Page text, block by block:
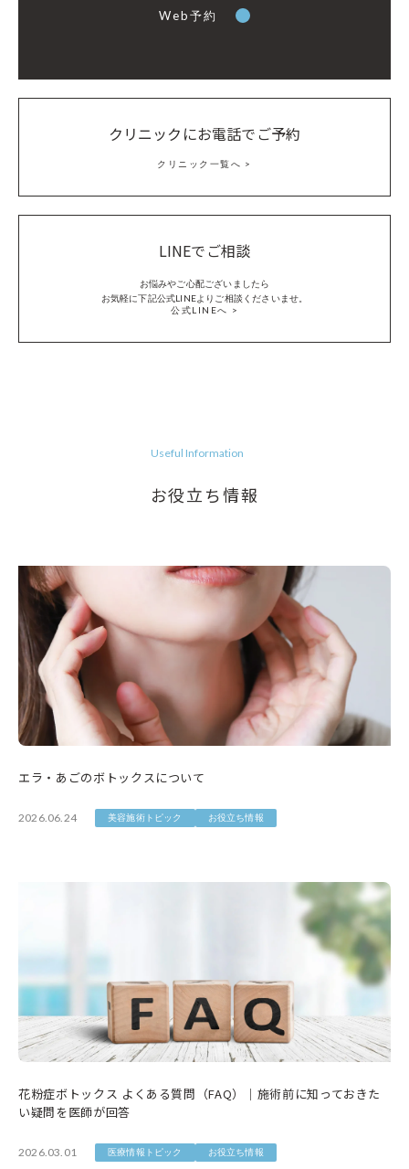
Web予約
クリニックにお電話でご予約
クリニック一覧へ
LINEでご相談
お悩みやご心配ございましたら
お気軽に下記公式LINEよりご相談くださいませ。
公式LINEへ
Useful Information
お役立ち情報
エラ・あごのボトックスについて
2026.06.24 美容施術トピック お役立ち情報
花粉症ボトックス よくある質問（FAQ）｜施術前に知っておきた
い疑問を医師が回答
2026.03.01 医療情報トピック お役立ち情報